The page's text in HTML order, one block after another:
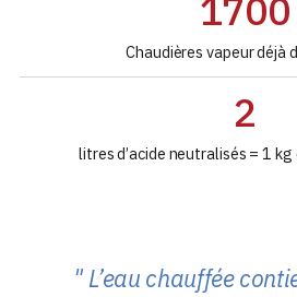
Chaudières vapeur déjà
2
litres d’acide neutralisés = 1
L’eau chauffée